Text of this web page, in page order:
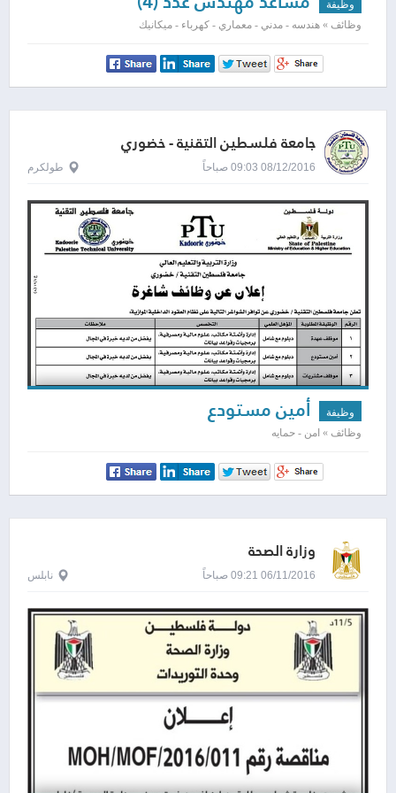
وظيفة
وظائف » هندسه - مدني - معماري - كهرباء - ميكانيك
جامعة فلسطين التقنية - خضوري
08/12/2016 09:03 صباحاً طولكرم
وظيفة أمين مستودع
وظائف » امن - حمايه
وزارة الصحة
06/11/2016 09:21 صباحاً نابلس